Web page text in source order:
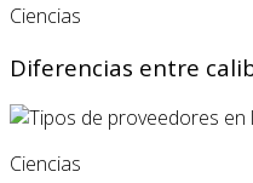
Ciencias
Diferencias entre
Ciencias